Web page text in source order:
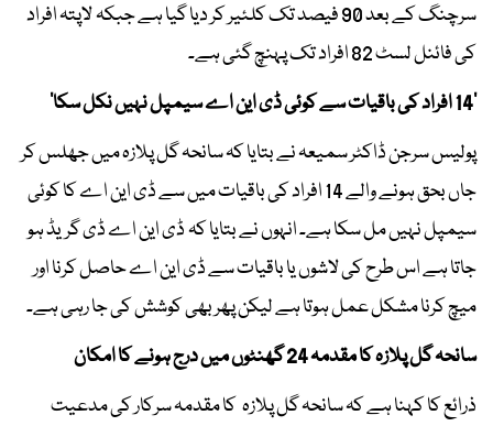
سرچنگ کے بعد 90 فیصد تک کلئیر کر دیا گیا ہے جبکہ لاپتہ افراد
کی فائنل لسٹ 82 افراد تک پہنچ گئی ہے۔
’14 افراد کی باقیات سے کوئی ڈی این اے سیمپل نہیں نکل سکا‘
پولیس سرجن ڈاکٹر سمیعہ نے بتایا کہ سانحہ گل پلازہ میں جھلس کر
جاں بحق ہونے والے 14 افراد کی باقیات میں سے ڈی این اے کا کوئی
سیمپل نہیں مل سکا ہے۔ انہوں نے بتایا کہ ڈی این اے ڈی گریڈ ہو
جاتا ہے اس طرح کی لاشوں یا باقیات سے ڈی این اے حاصل کرنا اور
میچ کرنا مشکل عمل ہوتا ہے لیکن پھر بھی کوشش کی جا رہی ہے۔
سانحہ گل پلازہ کا مقدمہ 24 گھنٹوں میں درج ہونے کا امکان
ذرائع کا کہنا ہے کہ سانحہ گل پلازہ کا مقدمہ سرکار کی مدعیت